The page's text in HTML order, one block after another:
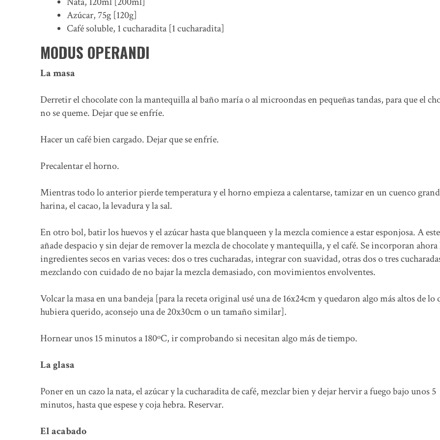
Azúcar, 75g [120g]
Café soluble, 1 cucharadita [1 cucharadita]
MODUS OPERANDI
La masa
Derretir el chocolate con la mantequilla al baño maría o al microondas en pequeñas tandas, para que el
no se queme. Dejar que se enfríe.
Hacer un café bien cargado. Dejar que se enfríe.
Precalentar el horno.
Mientras todo lo anterior pierde temperatura y el horno empieza a calentarse, tamizar en un cuenco
harina, el cacao, la levadura y la sal.
En otro bol, batir los huevos y el azúcar hasta que blanqueen y la mezcla comience a estar esponjosa. A
añade despacio y sin dejar de remover la mezcla de chocolate y mantequilla, y el café. Se incorporan ahora
ingredientes secos en varias veces: dos o tres cucharadas, integrar con suavidad, otras dos o tres
mezclando con cuidado de no bajar la mezcla demasiado, con movimientos envolventes.
Volcar la masa en una bandeja [para la receta original usé una de 16x24cm y quedaron algo más altos de lo
hubiera querido, aconsejo una de 20x30cm o un tamaño similar].
Hornear unos 15 minutos a 180ºC, ir comprobando si necesitan algo más de tiempo.
La glasa
Poner en un cazo la nata, el azúcar y la cucharadita de café, mezclar bien y dejar hervir a fuego bajo unos 5
minutos, hasta que espese y coja hebra. Reservar.
El acabado